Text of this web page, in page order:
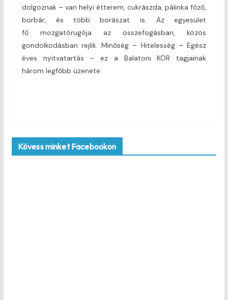
dolgoznak – van helyi étterem, cukrászda, pálinka főző,
borbár, és több borászat is. Az egyesület
fő mozgatórugója az összefogásban, közös
gondolkodásban rejlik. Minőség – Hitelesség – Egész
éves nyitvatartás – ez a Balatoni KÖR tagjainak
három legfőbb üzenete.
Kövess minket Facebookon